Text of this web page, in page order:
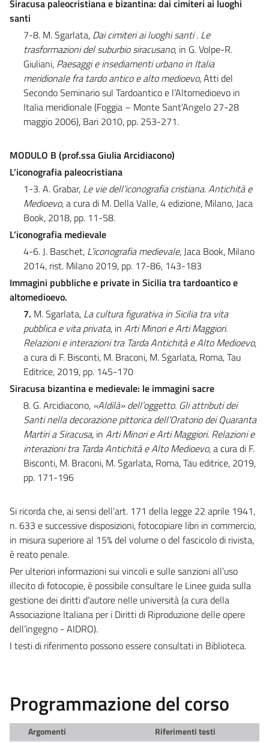
Siracusa paleocristiana e bizantina: dai cimiteri ai luoghi
santi
7-8. M. Sgarlata, Dai cimiteri ai luoghi santi . Le
trasformazioni del suburbio siracusano, in G. Volpe-R.
Giuliani, Paesaggi e insediamenti urbano in Italia
meridionale fra tardo antico e alto medioevo, Atti del
Secondo Seminario sul Tardoantico e l’Altomedioevo in
Italia meridionale (Foggia – Monte Sant’Angelo 27-28
maggio 2006), Bari 2010, pp. 253-271.
MODULO B (prof.ssa Giulia Arcidiacono)
L’iconografia paleocristiana
1-3. A. Grabar, Le vie dell’iconografia cristiana. Antichità e
Medioevo, a cura di M. Della Valle, 4 edizione, Milano, Jaca
Book, 2018, pp. 11-58.
L’iconografia medievale
4-6. J. Baschet, L’iconografia medievale, Jaca Book, Milano
2014, rist. Milano 2019, pp. 17-86, 143-183
Immagini pubbliche e private in Sicilia tra tardoantico e
altomedioevo.
7. M. Sgarlata, La cultura figurativa in Sicilia tra vita
pubblica e vita privata, in Arti Minori e Arti Maggiori.
Relazioni e interazioni tra Tarda Antichità e Alto Medioevo,
a cura di F. Bisconti, M. Braconi, M. Sgarlata, Roma, Tau
Editrice, 2019, pp. 145-170
Siracusa bizantina e medievale: le immagini sacre
8. G. Arcidiacono, «Aldilà» dell’oggetto. Gli attributi dei
Santi nella decorazione pittorica dell’Oratorio dei Quaranta
Martiri a Siracusa, in Arti Minori e Arti Maggiori. Relazioni e
interazioni tra Tarda Antichità e Alto Medioevo, a cura di F.
Bisconti, M. Braconi, M. Sgarlata, Roma, Tau editrice, 2019,
pp. 171-196
Si ricorda che, ai sensi dell’art. 171 della legge 22 aprile 1941,
n. 633 e successive disposizioni, fotocopiare libri in commercio,
in misura superiore al 15% del volume o del fascicolo di rivista,
è reato penale.
Per ulteriori informazioni sui vincoli e sulle sanzioni all’uso
illecito di fotocopie, è possibile consultare le Linee guida sulla
gestione dei diritti d’autore nelle università (a cura della
Associazione Italiana per i Diritti di Riproduzione delle opere
dell’ingegno - AIDRO).
I testi di riferimento possono essere consultati in Biblioteca.
Programmazione del corso
Argomenti
Riferimenti testi